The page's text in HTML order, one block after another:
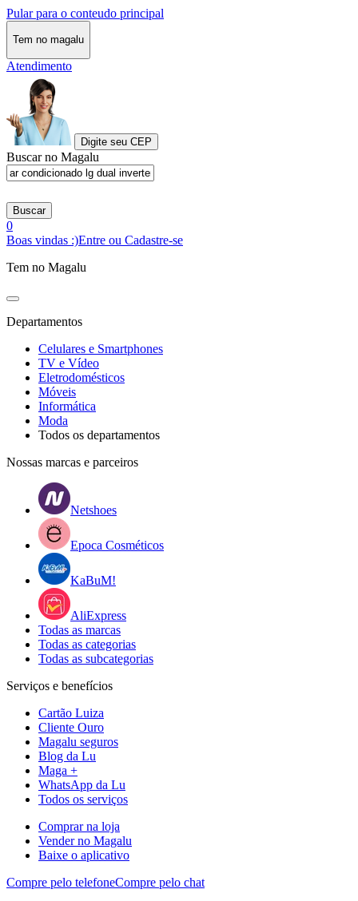
Pular para o conteudo principal
Tem no magalu
Atendimento
Digite seu CEP
Buscar no Magalu
Buscar
0
Boas vindas :)Entre ou Cadastre-se
Tem no Magalu
Departamentos
Celulares e Smartphones
TV e Vídeo
Eletrodomésticos
Móveis
Informática
Moda
Todos os departamentos
Nossas marcas e parceiros
Netshoes
Epoca Cosméticos
KaBuM!
AliExpress
Todas as marcas
Todas as categorias
Todas as subcategorias
Serviços e benefícios
Cartão Luiza
Cliente Ouro
Magalu seguros
Blog da Lu
Maga +
WhatsApp da Lu
Todos os serviços
Comprar na loja
Vender no Magalu
Baixe o aplicativo
Compre pelo telefoneCompre pelo chat